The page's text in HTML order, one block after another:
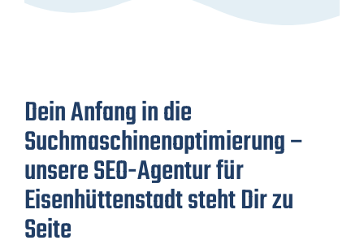
Dein Anfang in die
Suchmaschinenoptimierung –
unsere SEO-Agentur für
Eisenhüttenstadt steht Dir zu
Seite